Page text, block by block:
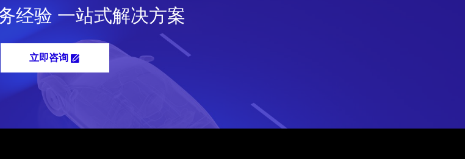
经验 一站式解决方案
立即咨询